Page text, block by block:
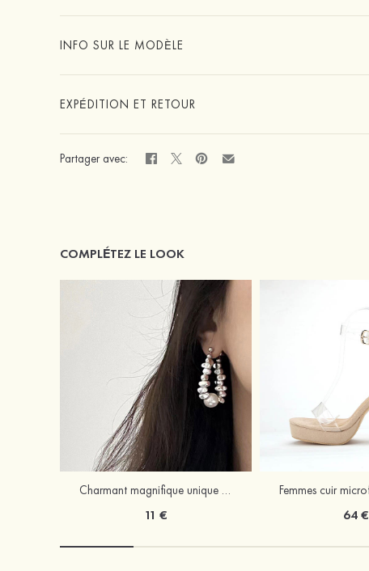
INFO SUR LE MODÈLE
EXPÉDITION ET RETOUR
Partager avec:
COMPLÉTEZ LE LOOK
Charmant magnifique unique perle boucles d'oreilles
11 € 64 €